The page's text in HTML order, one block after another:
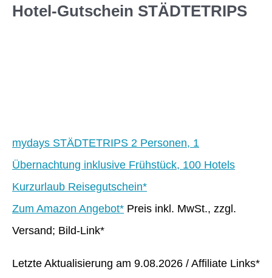
Hotel-Gutschein STÄDTETRIPS
mydays STÄDTETRIPS 2 Personen, 1
Übernachtung inklusive Frühstück, 100 Hotels
Kurzurlaub Reisegutschein*
Zum Amazon Angebot* Preis inkl. MwSt., zzgl.
Versand; Bild-Link*
Letzte Aktualisierung am 9.08.2026 / Affiliate Links*